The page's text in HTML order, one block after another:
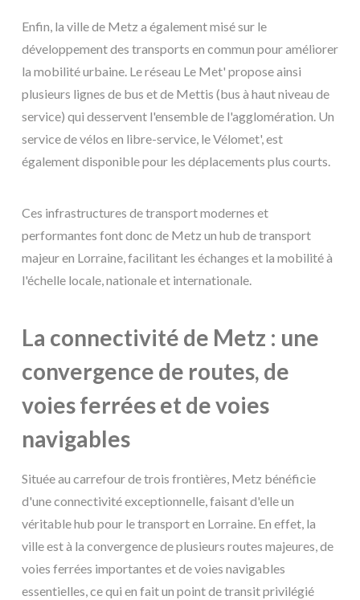
Enfin, la ville de Metz a également misé sur le
développement des transports en commun pour améliorer
la mobilité urbaine. Le réseau Le Met' propose ainsi
plusieurs lignes de bus et de Mettis (bus à haut niveau de
service) qui desservent l'ensemble de l'agglomération. Un
service de vélos en libre-service, le Vélomet', est
également disponible pour les déplacements plus courts.
Ces infrastructures de transport modernes et
performantes font donc de Metz un hub de transport
majeur en Lorraine, facilitant les échanges et la mobilité à
l'échelle locale, nationale et internationale.
La connectivité de Metz : une
convergence de routes, de
voies ferrées et de voies
navigables
Située au carrefour de trois frontières, Metz bénéficie
d'une connectivité exceptionnelle, faisant d'elle un
véritable hub pour le transport en Lorraine. En effet, la
ville est à la convergence de plusieurs routes majeures, de
voies ferrées importantes et de voies navigables
essentielles, ce qui en fait un point de transit privilégié